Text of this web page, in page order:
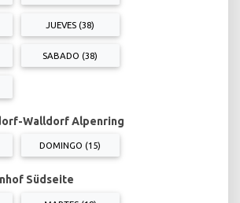
JUEVES (38)
SABADO (38)
Walldorf Alpenring
DOMINGO (15)
Südseite